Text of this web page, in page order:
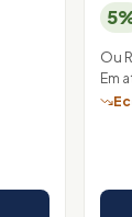
Ou
Em